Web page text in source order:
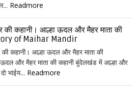
Readmore
की कहानी। आल्हा ऊदल और मैहर माता की
of Maihar Mandir
की कहानी। आल्हा ऊदल और मैहर माता की
ऊदल और मैहर माता की कहानी बुंदेलखंड में आल्हा और
भाईय... Readmore